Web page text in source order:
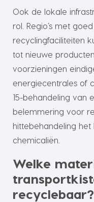
Ook de lokale
rol. Regio’s met
recyclingfaciliteiten
tot nieuwe
voorzieningen
energiecentrales of
15-behandeling van
belemmering voor
hittebehandeling
chemicaliën.
Welke
recyclebaar?